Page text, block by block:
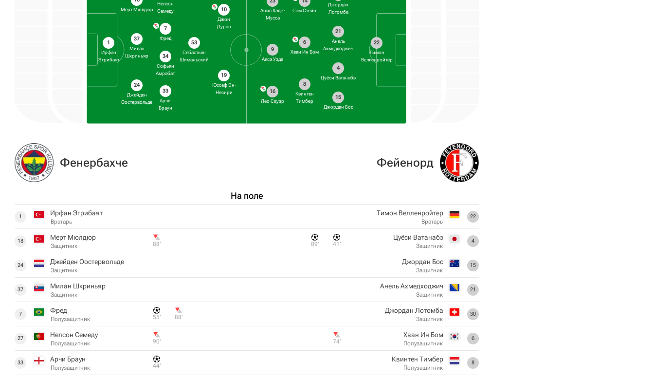
1
Ирфан
Эгрибаят
Мерт Мюлдюр
37
Милан
Шкриньяр
24
Джейден
Оостервольде
Нелсон
Семеду
7
Фред
34
Софьян
Амрабат
33
Арчи
Браун
53
Себастьян
Шиманьский
10
Джон
Дуран
19
Юссеф Эн-
Несири
22
Тимон
Велленройтер
Джордан
Лотомба
21
Анель
Ахмедходжич
4
Цуёси Ватанабэ
15
Джордан Бос
Сэм Стейн
6
Хван Ин Бом
8
Квинтен
Тимбер
Анис Хадж-
Мусса
9
Аясэ Уэда
16
Лео Сауэр
Фенербахче
На поле
1 Ирфан Эгрибаят
Вратарь
18 Мерт Мюлдюр
Защитник 88‎’‎
24 Джейден Оостервольде
Защитник
37 Милан Шкриньяр
Защитник
7 Фред
Полузащитник 55‎’‎ 88‎’‎
27 Нелсон Семеду
Полузащитник 90‎’‎
33 Арчи Браун
Полузащитник 44‎’‎
Фейенорд
22
Тимон Велленройтер
Вратарь
4
Цуёси Ватанабэ
Защитник
41‎’‎
89‎’‎
15
Джордан Бос
Защитник
21
Анель Ахмедходжич
Защитник
30
Джордан Лотомба
Защитник
6
Хван Ин Бом
Полузащитник
74‎’‎
8
Квинтен Тимбер
Полузащитник